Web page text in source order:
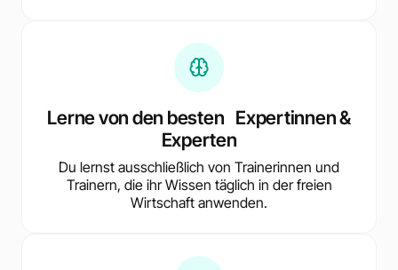
Lerne von den besten Expertinnen &
Experten
Du lernst ausschließlich von Trainerinnen und
Trainern, die ihr Wissen täglich in der freien
Wirtschaft anwenden.